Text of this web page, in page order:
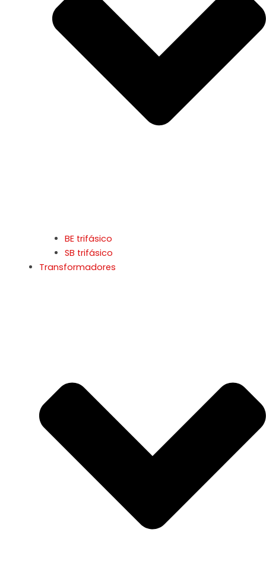
BE trifásico
SB trifásico
Transformadores